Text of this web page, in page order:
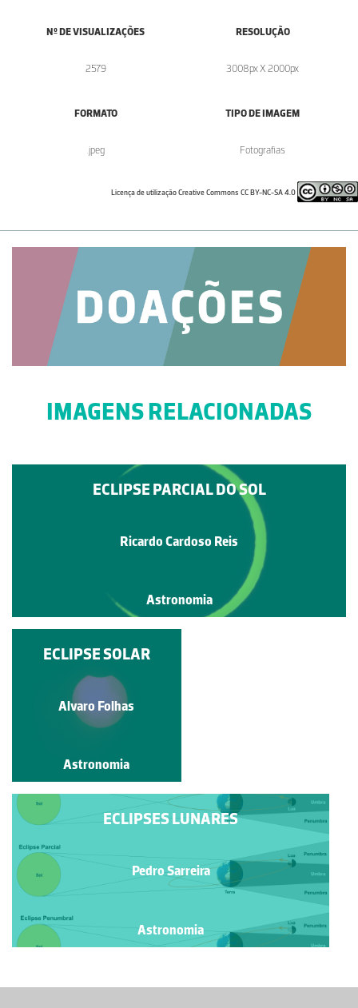
Nº DE VISUALIZAÇÕES
2579
RESOLUÇÃO
3008px X 2000px
FORMATO
.jpeg
TIPO DE IMAGEM
Fotografias
Licença de utilização Creative Commons CC BY-NC-SA 4.0
IMAGENS RELACIONADAS
ECLIPSE PARCIAL DO SOL
Ricardo Cardoso Reis
Astronomia
ECLIPSES SOLARES
Pedro Sarreira
Astronomia
ECLIPSE SOLAR
Alvaro Folhas
Astronomia
ECLIPSES LUNARES
Pedro Sarreira
Astronomia